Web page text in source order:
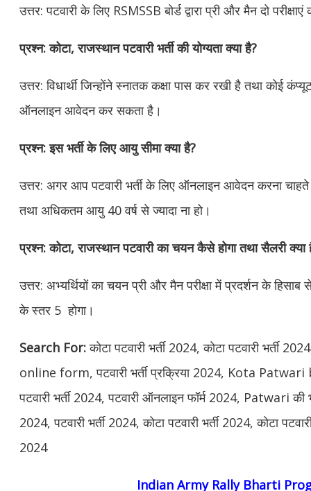
उत्तर: पटवारी के लिए RSMSSB बोर्ड द्वारा प्री और मैन दो
प्रश्न: कोटा, राजस्थान पटवारी भर्ती की योग्यता क्या है?
उत्तर: विधार्थी जिन्होंने स्नातक कक्षा पास कर रखी है तथा कोई
ऑनलाइन आवेदन कर सकता है।
प्रश्न: इस भर्ती के लिए आयु सीमा क्या है?
उत्तर: अगर आप पटवारी भर्ती के लिए ऑनलाइन आवेदन करना
तथा अधिकतम आयु 40 वर्ष से ज्यादा ना हो।
प्रश्न: कोटा, राजस्थान पटवारी का चयन कैसे होगा तथा सैलरी क्या
उत्तर: अभ्यर्थियों का चयन प्री और मैन परीक्षा में प्रदर्शन के
के स्तर 5 होगा।
Search For:कोटा पटवारी भर्ती 2024, कोटा पटवारी
online form, पटवारी भर्ती प्रक्रिया 2024, Kota Patwari
पटवारी भर्ती 2024, पटवारी ऑनलाइन फॉर्म 2024, Patwari की
2024, पटवारी भर्ती 2024, कोटा पटवारी भर्ती 2024, कोटा
2024
Indian Army Rally Bharti